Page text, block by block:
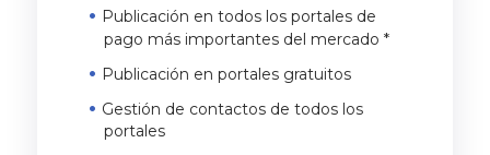
Publicación en todos los portales de
pago más importantes del mercado *
Publicación en portales gratuitos
Gestión de contactos de todos los
portales